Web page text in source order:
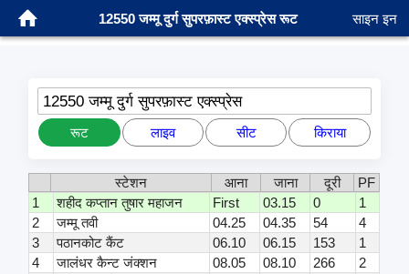
12550 जम्मू दुर्ग सुपरफ़ास्ट एक्स्प्रेस रूट साइन इन
12550 जम्मू दुर्ग सुपरफ़ास्ट एक्स्प्रेस
रूट लाइव सीट किराया
स्टेशन आना जाना दूरी
PF
1
शहीद कप्तान तुषार महाजन First 03.15 0
1
2
जम्मू तवी 04.25 04.35 54
4
3
पठानकोट कैंट 06.10 06.15 153
1
4
जालंधर कैन्ट जंक्शन 08.05 08.10 266
2